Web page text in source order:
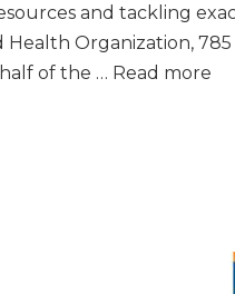
and tackling
Organization,
of the … Read more